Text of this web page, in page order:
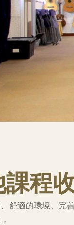
程
舒適的環境、完